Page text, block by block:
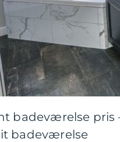
badeværelse pris
badeværelse